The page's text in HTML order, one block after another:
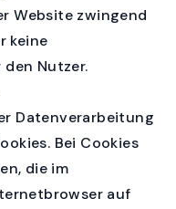
Website zwingend
keine
Nutzer.
Datenverarbeitung
Bei Cookies
die im
auf